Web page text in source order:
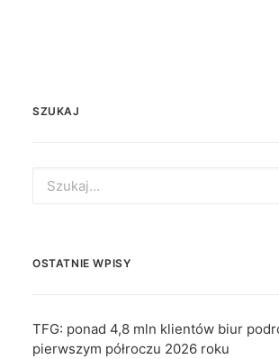
SZUKAJ
for:
OSTATNIE WPISY
TFG: ponad 4,8 mln klientów biur
pierwszym półroczu 2026 roku